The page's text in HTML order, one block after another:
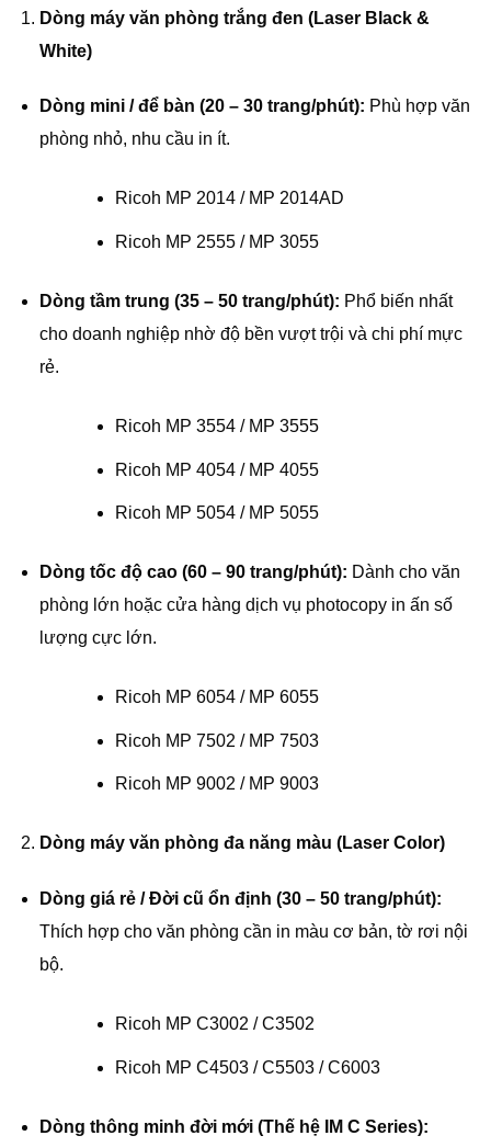
Dòng máy văn phòng trắng đen (Laser Black &
White)
Dòng mini / để bàn (20 – 30 trang/phút): Phù hợp văn
phòng nhỏ, nhu cầu in ít.
Ricoh MP 2014 / MP 2014AD
Ricoh MP 2555 / MP 3055
Dòng tầm trung (35 – 50 trang/phút): Phổ biến nhất
cho doanh nghiệp nhờ độ bền vượt trội và chi phí mực
rẻ.
Ricoh MP 3554 / MP 3555
Ricoh MP 4054 / MP 4055
Ricoh MP 5054 / MP 5055
Dòng tốc độ cao (60 – 90 trang/phút): Dành cho văn
phòng lớn hoặc cửa hàng dịch vụ photocopy in ấn số
lượng cực lớn.
Ricoh MP 6054 / MP 6055
Ricoh MP 7502 / MP 7503
Ricoh MP 9002 / MP 9003
Dòng máy văn phòng đa năng màu (Laser Color)
Dòng giá rẻ / Đời cũ ổn định (30 – 50 trang/phút):
Thích hợp cho văn phòng cần in màu cơ bản, tờ rơi nội
bộ.
Ricoh MP C3002 / C3502
Ricoh MP C4503 / C5503 / C6003
Dòng thông minh đời mới (Thế hệ IM C Series):